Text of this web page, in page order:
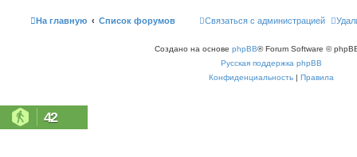
На главную Список форумов Связаться с администрацией
Создано на основе phpBB® Forum Software ©
Русская поддержка phpBB
Конфиденциальность | Правила
42